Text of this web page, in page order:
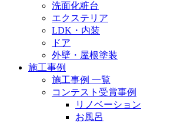
洗面化粧台
エクステリア
LDK・内装
ドア
外壁・屋根塗装
施工事例
施工事例 一覧
コンテスト受賞事例
リノベーション
お風呂